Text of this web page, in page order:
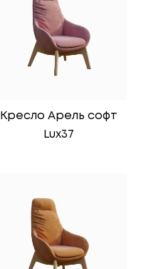
Кресло Арель софт
Lux37